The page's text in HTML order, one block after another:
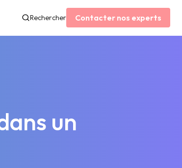
Rechercher Contacter nos experts
un